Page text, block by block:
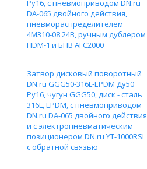
Ру16, с пневмоприводом DN.ru
DA-065 двойного действия,
пневмораспределителем
4M310-08 24В, ручным дублером
HDM-1 и БПВ AFC2000
Затвор дисковый поворотный
DN.ru GGG50-316L-EPDM Ду50
Ру16, чугун GGG50, диск - сталь
316L, EPDM, с пневмоприводом
DN.ru DA-065 двойного действия
и с электропневматическим
позиционером DN.ru YT-1000RSI
с обратной связью